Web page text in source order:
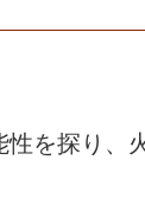
を探り、